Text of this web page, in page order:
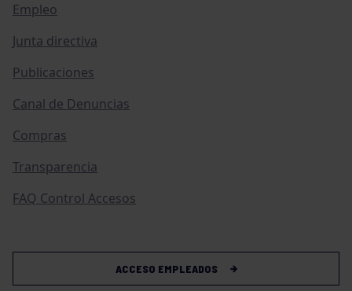
Empleo
Junta directiva
Publicaciones
Canal de Denuncias
Compras
Transparencia
FAQ Control Accesos
ACCESO EMPLEADOS